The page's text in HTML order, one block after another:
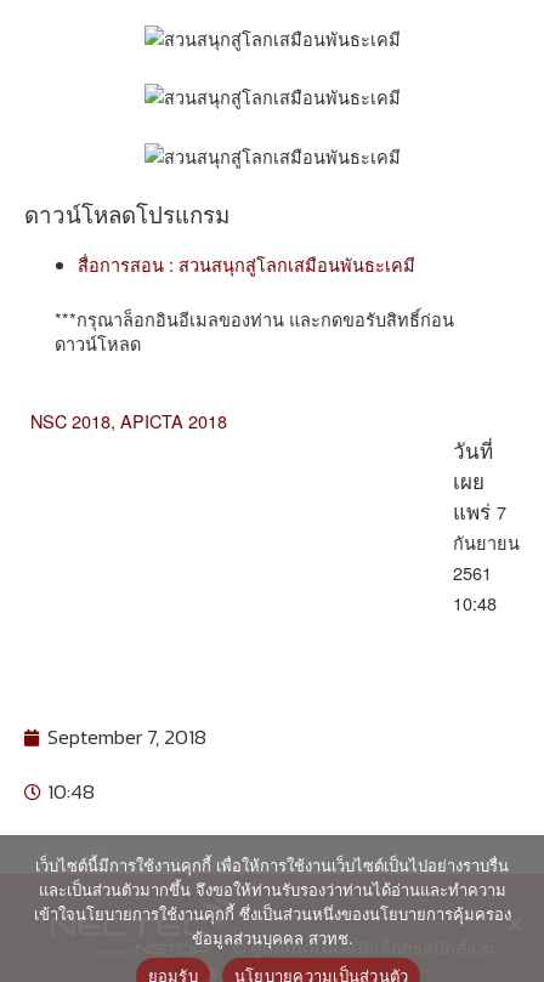
ดาวน์โหลดโปรแกรม
สื่อการสอน : สวนสนุกสู่โลกเสมือนพันธะเคมี
***กรุณาล็อกอินอีเมลของท่าน และกดขอรับสิทธิ์ก่อน
ดาวน์โหลด
NSC 2018, APICTA 2018
วันที่
เผย
แพร่ 7
กันยายน
2561
10:48
September 7, 2018
10:48
© ศูนย์เทคโนโลยีอิเล็กทรอนิกส์และ
คอมพิวเตอร์แห่งชาติ 2563
เว็บไซต์นี้มีการใช้งานคุกกี้ เพื่อให้การใช้งานเว็บไซต์เป็นไปอย่างราบรื่น
และเป็นส่วนตัวมากขึ้น จึงขอให้ท่านรับรองว่าท่านได้อ่านและทำความ
เข้าใจนโยบายการใช้งานคุกกี้ ซึ่งเป็นส่วนหนึ่งของนโยบายการคุ้มครอง
ข้อมูลส่วนบุคคล สวทช.
ยอมรับ
นโยบายความเป็นส่วนตัว